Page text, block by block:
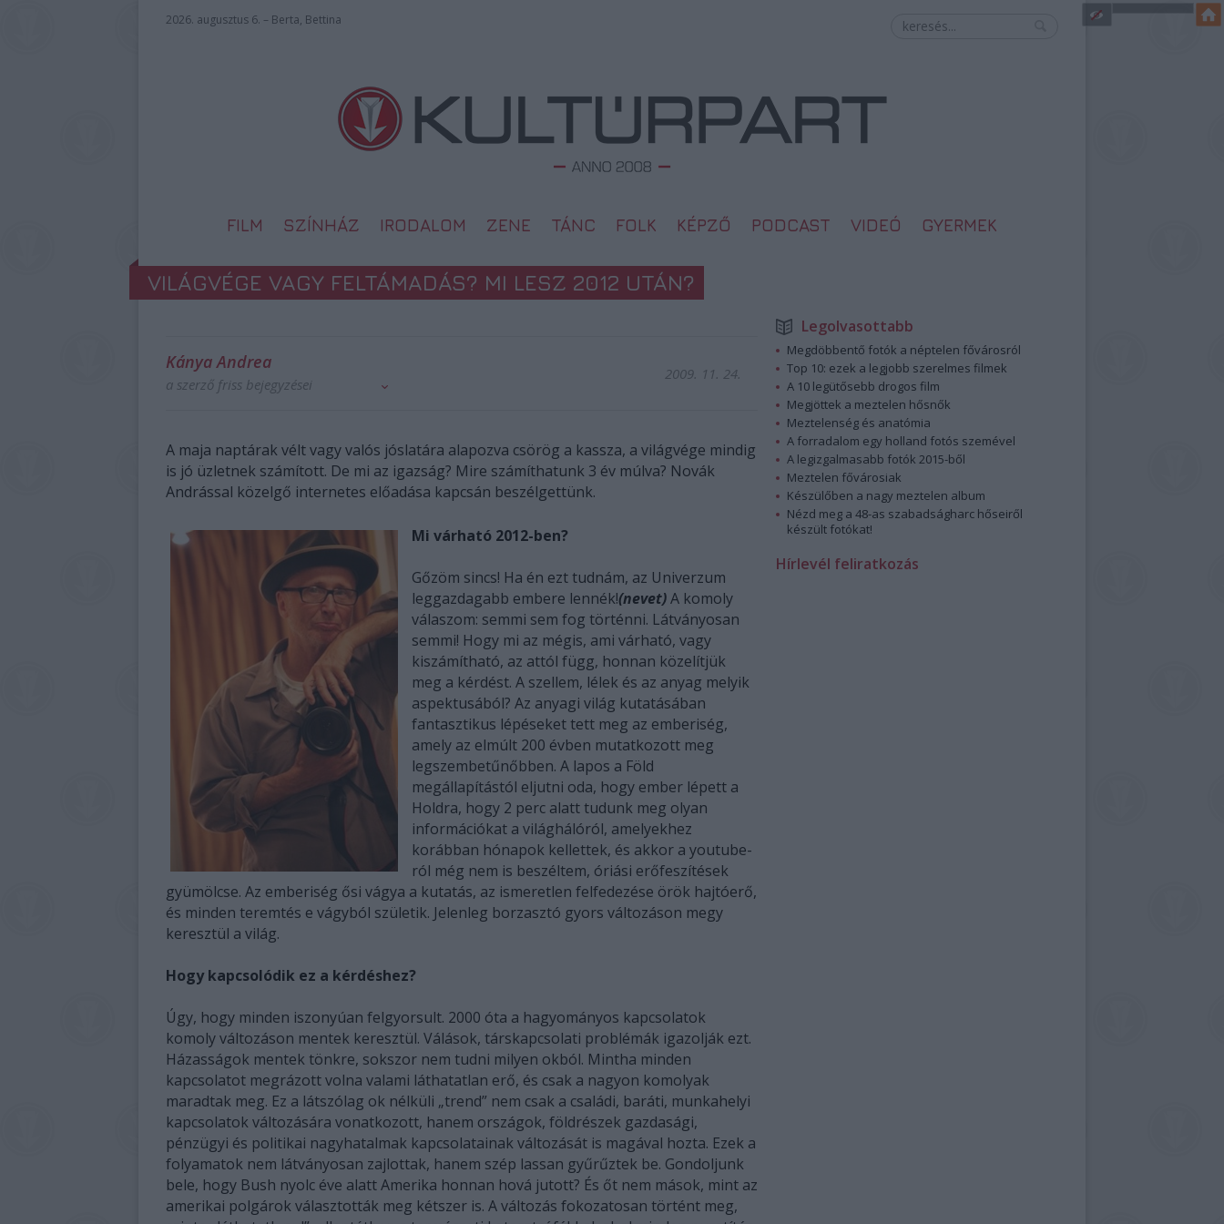
2026. augusztus 6. – Berta, Bettina
FILM SZÍNHÁZ IRODALOM ZENE TÁNC FOLK KÉPZŐ PODCAST VIDEÓ GYERMEK
VILÁGVÉGE VAGY FELTÁMADÁS? MI LESZ 2012 UTÁN?
Kánya Andrea
a szerző friss bejegyzései
2009. 11. 24.
A maja naptárak vélt vagy valós jóslatára alapozva csörög a kassza, a világvége mindig
is jó üzletnek számított. De mi az igazság? Mire számíthatunk 3 év múlva? Novák
Andrással közelgő internetes előadása kapcsán beszélgettünk.
Mi várható 2012-ben?
Gőzöm sincs! Ha én ezt tudnám, az Univerzum
leggazdagabb embere lennék!(nevet)A komoly
válaszom: semmi sem fog történni. Látványosan
semmi! Hogy mi az mégis, ami várható, vagy
kiszámítható, az attól függ, honnan közelítjük
meg a kérdést. A szellem, lélek és az anyag melyik
aspektusából? Az anyagi világ kutatásában
fantasztikus lépéseket tett meg az emberiség,
amely az elmúlt 200 évben mutatkozott meg
legszembetűnőbben. A lapos a Föld
megállapítástól eljutni oda, hogy ember lépett a
Holdra, hogy 2 perc alatt tudunk meg olyan
információkat a világhálóról, amelyekhez
korábban hónapok kellettek, és akkor a youtube-
ról még nem is beszéltem, óriási erőfeszítések
gyümölcse. Az emberiség ősi vágya a kutatás, az ismeretlen felfedezése örök hajtóerő,
és minden teremtés e vágyból születik. Jelenleg borzasztó gyors változáson megy
keresztül a világ.
Hogy kapcsolódik ez a kérdéshez?
Úgy, hogy minden iszonyúan felgyorsult. 2000 óta a hagyományos kapcsolatok
komoly változáson mentek keresztül. Válások, társkapcsolati problémák igazolják ezt.
Házasságok mentek tönkre, sokszor nem tudni milyen okból. Mintha minden
kapcsolatot megrázott volna valami láthatatlan erő, és csak a nagyon komolyak
maradtak meg. Ez a látszólag ok nélküli „trend” nem csak a családi, baráti, munkahelyi
kapcsolatok változására vonatkozott, hanem országok, földrészek gazdasági,
pénzügyi és politikai nagyhatalmak kapcsolatainak változását is magával hozta. Ezek a
folyamatok nem látványosan zajlottak, hanem szép lassan gyűrűztek be. Gondoljunk
bele, hogy Bush nyolc éve alatt Amerika honnan hová jutott? És őt nem mások, mint az
amerikai polgárok választották meg kétszer is. A változás fokozatosan történt meg,
Legolvasottabb
Megdöbbentő fotók a néptelen fővárosról
Top 10: ezek a legjobb szerelmes filmek
A 10 legütősebb drogos film
Megjöttek a meztelen hősnők
Meztelenség és anatómia
A forradalom egy holland fotós szemével
A legizgalmasabb fotók 2015-ből
Meztelen fővárosiak
Készülőben a nagy meztelen album
Nézd meg a 48-as szabadságharc hőseiről
készült fotókat!
Hírlevél feliratkozás